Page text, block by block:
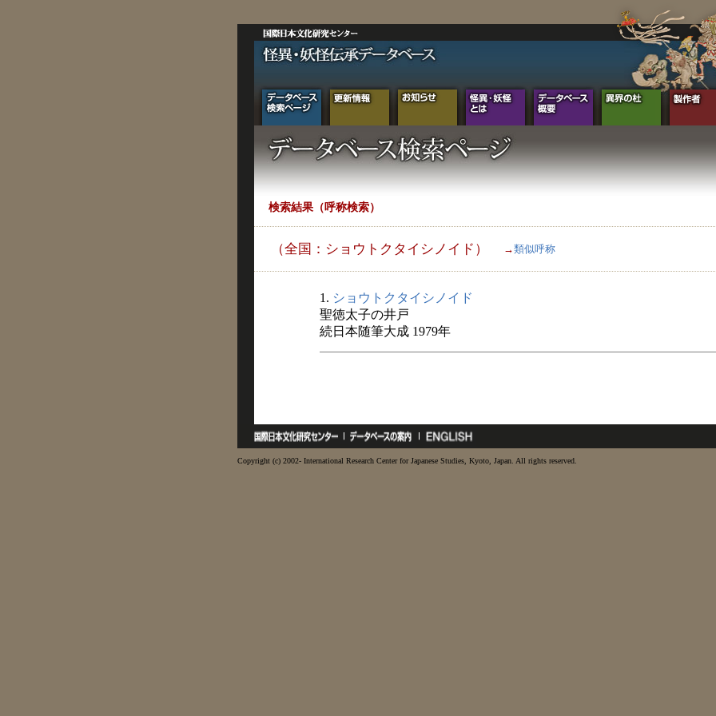
検索結果（呼称検索）
（全国：ショウトクタイシノイド） →類似呼称
1. ショウトクタイシノイド
聖徳太子の井戸
続日本随筆大成 1979年
Copyright (c) 2002- International Research Center for Japanese Studies, Kyoto, Japan. All rights reserved.